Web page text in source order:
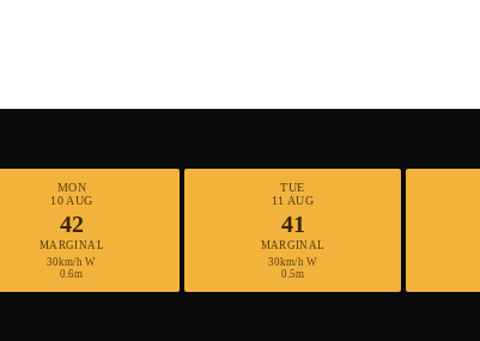
MON
10 AUG
42
MARGINAL
30km/h W
0.6m
TUE
11 AUG
41
MARGINAL
30km/h W
0.5m